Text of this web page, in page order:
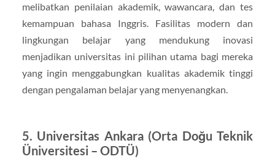
melibatkan penilaian akademik, wawancara, dan tes
kemampuan bahasa Inggris. Fasilitas modern dan
lingkungan belajar yang mendukung inovasi
menjadikan universitas ini pilihan utama bagi mereka
yang ingin menggabungkan kualitas akademik tinggi
dengan pengalaman belajar yang menyenangkan.
5. Universitas Ankara (Orta Doğu Teknik
Üniversitesi – ODTÜ)